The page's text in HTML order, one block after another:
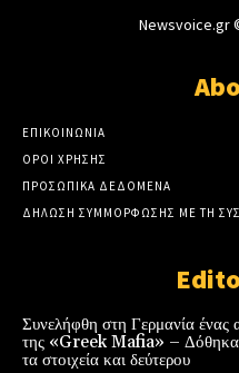
Newsvoice.gr
ΕΠΙΚΟΙΝΩΝΙΑ
ΟΡΟΙ ΧΡΗΣΗΣ
ΠΡΟΣΩΠΙΚΑ ΔΕΔΟΜΕΝΑ
ΔΗΛΩΣΗ ΣΥΜΜΟΡΦΩΣΗΣ ΜΕ ΤΗ
Συνελήφθη στη Γερμανία ένας
της «Greek Mafia» –
τα στοιχεία και δεύτερου